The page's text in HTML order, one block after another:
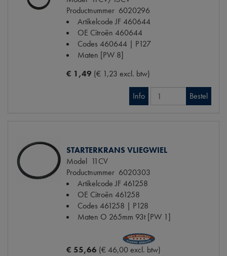
Productnummer 6020296
Artikelcode JF460644
OE Citroën 460644
Codes 460644 | P127
Maten [PW 8]
€ 1,49 (€ 1,23 excl. btw)
Info Bestel
STARTERKRANS VLIEGWIEL
Model 11CV
Productnummer 6020303
Artikelcode JF461258
OE Citroën 461258
Codes 461258 | P128
Maten O 265mm 93t [PW 1]
€ 55,66 (€ 46,00 excl. btw)